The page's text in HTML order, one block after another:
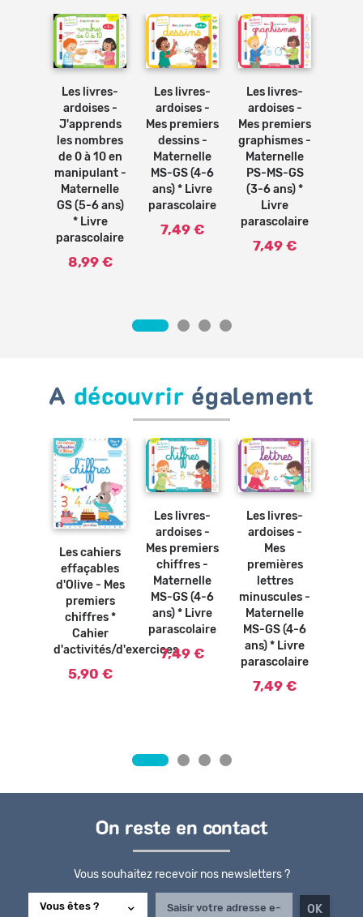
Ajouter
au
Les livres-
ardoises -
J'apprends
les nombres
de 0 à 10 en
manipulant -
Maternelle
GS (5-6 ans)
* Livre
parascolaire
8,99 €
Ajouter
au
Les livres-
ardoises -
Mes premiers
dessins -
Maternelle
MS-GS (4-6
ans) * Livre
parascolaire
7,49 €
Ajouter
au
Les livres-
ardoises -
Mes premiers
graphismes -
​Maternelle
PS-MS-GS
(3-6 ans) *
Livre
parascolaire
7,49 €
A découvrir également
Les cahiers
effaçables
d'Olive - Mes
premiers
chiffres *
Cahier
d'activités/d'exercices
5,90 €
Ajouter
au
Les livres-
ardoises -
Mes premiers
chiffres -
Maternelle
MS-GS (4-6
ans) * Livre
parascolaire
7,49 €
Ajouter
au
Les livres-
ardoises -
Mes
premières
lettres
minuscules -
Maternelle
MS-GS (4-6
ans) * Livre
parascolaire
7,49 €
On reste en contact
Vous souhaitez recevoir nos newsletters ?